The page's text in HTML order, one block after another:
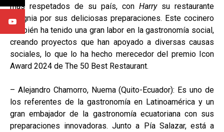
más respetados de su país, con Harrysu restaurante
insignia por sus deliciosas preparaciones. Este cocinero
también ha tenido una gran labor en la gastronomía social,
creando proyectos que han apoyado a diversas causas
sociales, lo que lo ha hecho merecedor del premio Icon
Award 2024 de The 50 Best Restaurant.
– Alejandro Chamorro, Nuema (Quito-Ecuador): Es uno de
los referentes de la gastronomía en Latinoamérica y un
gran embajador de la gastronomía ecuatoriana con sus
preparaciones innovadoras. Junto a Pía Salazar, está a